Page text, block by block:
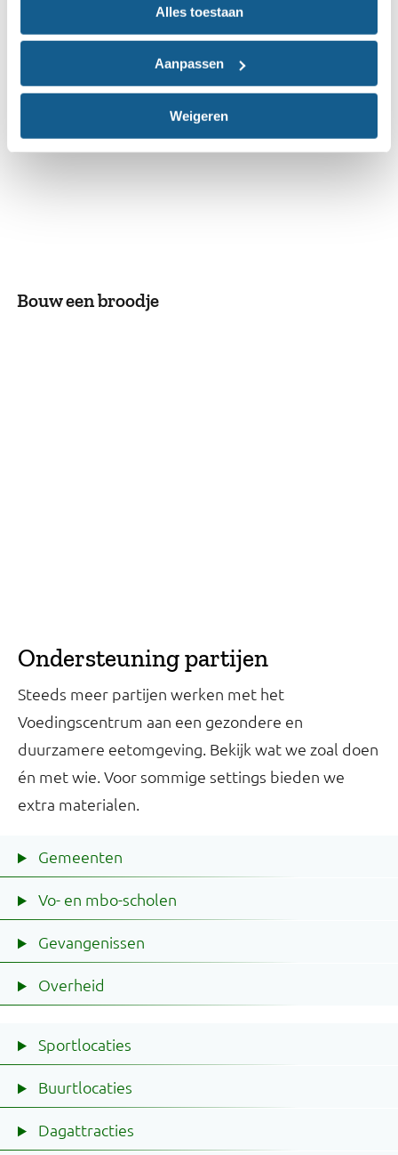
Alles toestaan
Aanpassen
Weigeren
Bouw een broodje
Ondersteuning partijen
Steeds meer partijen werken met het
Voedingscentrum aan een gezondere en
duurzamere eetomgeving. Bekijk wat we zoal doen
én met wie. Voor sommige settings bieden we
extra materialen.
Gemeenten
Vo- en mbo-scholen
Gevangenissen
Overheid
Sportlocaties
Buurtlocaties
Dagattracties